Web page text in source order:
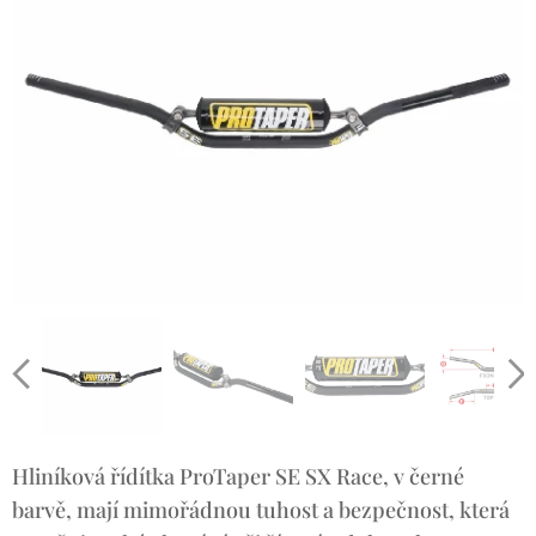
Hliníková řídítka ProTaper SE SX Race, v černé
barvě, mají mimořádnou tuhost a bezpečnost, která